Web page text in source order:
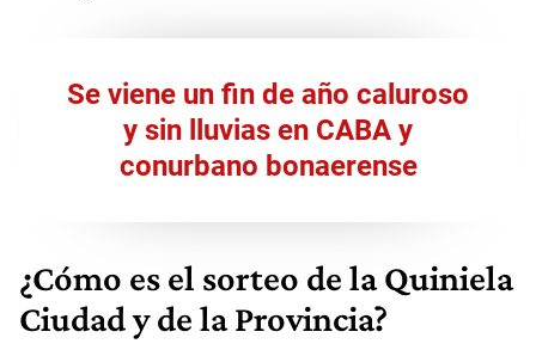
Se viene un fin de año caluroso
y sin lluvias en CABA y
conurbano bonaerense
¿Cómo es el sorteo de la Quiniela
Ciudad y de la Provincia?